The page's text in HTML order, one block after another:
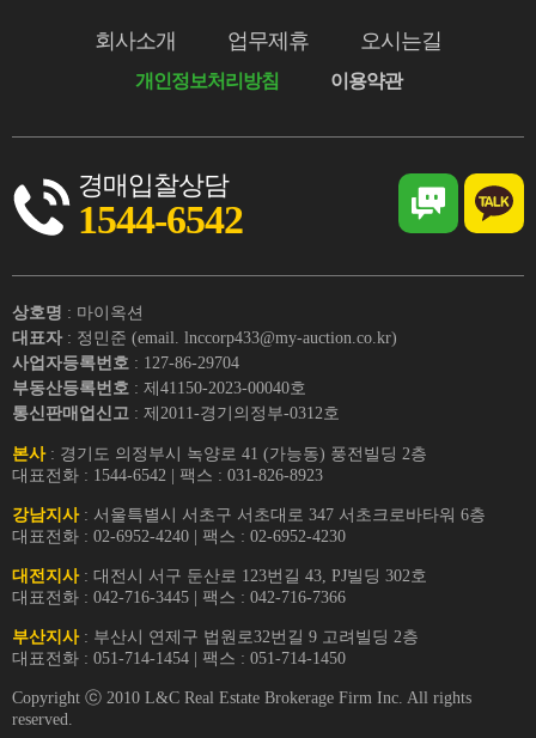
회사소개 업무제휴 오시는길
개인정보처리방침 이용약관
경매입찰상담
1544-6542
상호명 : 마이옥션
대표자 : 정민준 (email. lnccorp433@my-auction.co.kr)
사업자등록번호 : 127-86-29704
부동산등록번호 : 제41150-2023-00040호
통신판매업신고 : 제2011-경기의정부-0312호
본사: 경기도 의정부시 녹양로 41 (가능동) 풍전빌딩 2층
대표전화 : 1544-6542 | 팩스 : 031-826-8923
강남지사: 서울특별시 서초구 서초대로 347 서초크로바타워 6층
대표전화 : 02-6952-4240 | 팩스 : 02-6952-4230
대전지사: 대전시 서구 둔산로 123번길 43, PJ빌딩 302호
대표전화 : 042-716-3445 | 팩스 : 042-716-7366
부산지사: 부산시 연제구 법원로32번길 9 고려빌딩 2층
대표전화 : 051-714-1454 | 팩스 : 051-714-1450
Copyright ⓒ 2010 L&C Real Estate Brokerage Firm Inc. All rights
reserved.